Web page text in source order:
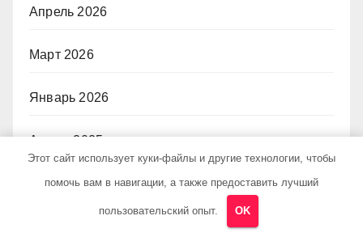
Апрель 2026
Март 2026
Январь 2026
Август 2025
Июль 2025
Этот сайт использует куки-файлы и другие технологии, чтобы
помочь вам в навигации, а также предоставить лучший
пользовательский опыт. OK